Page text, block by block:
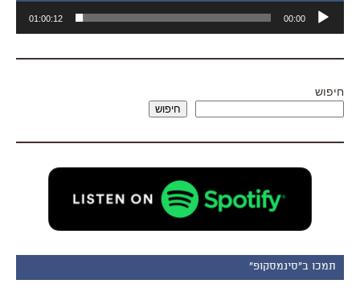
אודיו
00:00
01:00:12
חיפוש
חיפוש
תמכו ב"סינמסקופ"